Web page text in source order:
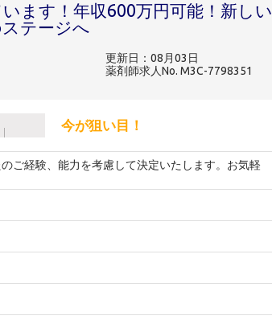
ます！年収600万円可能！新しい
テージへ
更新日：08月03日
薬剤師求人No. M3C-7798351
今が狙い目！
ご経験、能力を考慮して決定いたします。お気軽